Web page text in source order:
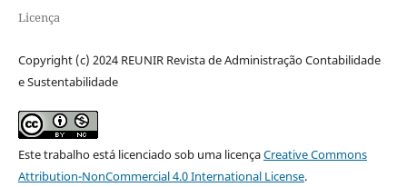
Licença
Copyright (c) 2024 REUNIR Revista de Administração Contabilidade
e Sustentabilidade
Este trabalho está licenciado sob uma licençaCreative Commons
Attribution-NonCommercial 4.0 International License.